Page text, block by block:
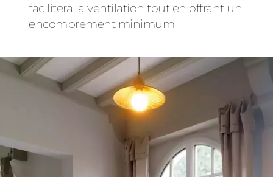
facilitera la ventilation tout en offrant un
encombrement minimum